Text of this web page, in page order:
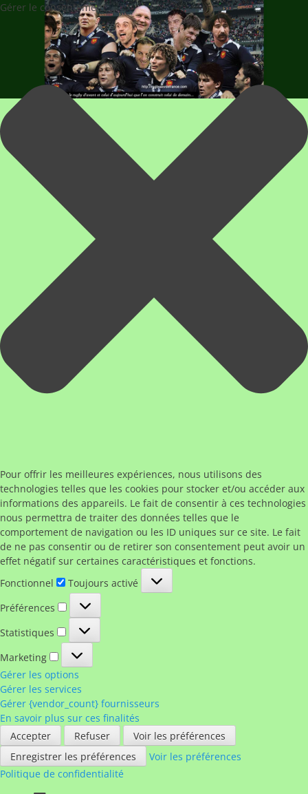
Gérer le consentement
Pour offrir les meilleures expériences, nous utilisons des
technologies telles que les cookies pour stocker et/ou accéder aux
informations des appareils. Le fait de consentir à ces technologies
nous permettra de traiter des données telles que le
comportement de navigation ou les ID uniques sur ce site. Le fait
de ne pas consentir ou de retirer son consentement peut avoir un
effet négatif sur certaines caractéristiques et fonctions.
Fonctionnel
Toujours activé
Préférences
Statistiques
Marketing
Gérer les options
Gérer les services
Gérer {vendor_count} fournisseurs
En savoir plus sur ces finalités
Accepter
Refuser
Voir les préférences
Enregistrer les préférences
Voir les préférences
Politique de confidentialité